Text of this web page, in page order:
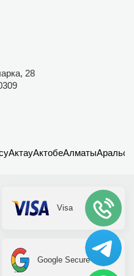
28
АктауАктобеАлматыАральск
Visa
Google Secure